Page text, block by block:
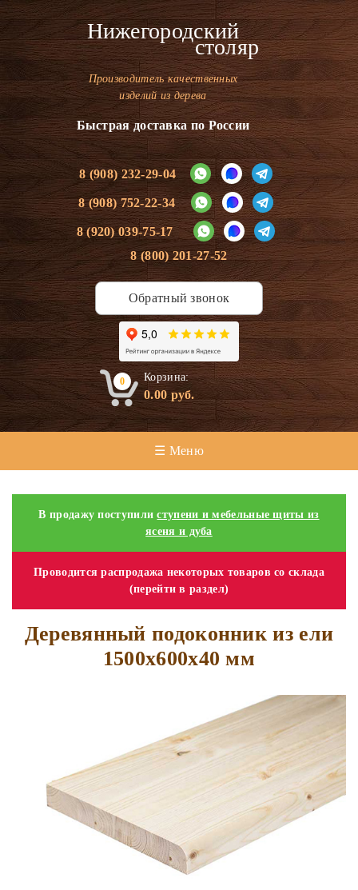
Нижегородский
столяр
Производитель качественных
изделий из дерева
Быстрая доставка по России
8 (908) 232-29-04
8 (908) 752-22-34
8 (920) 039-75-17
8 (800) 201-27-52
Обратный звонок
0 Корзина:
0.00руб.
☰ Меню
В продажу поступилиступени и мебельные щиты из
ясеня и дуба
Проводится распродажа некоторых товаров со склада
(перейти в раздел)
Деревянный подоконник из ели
1500х600х40 мм